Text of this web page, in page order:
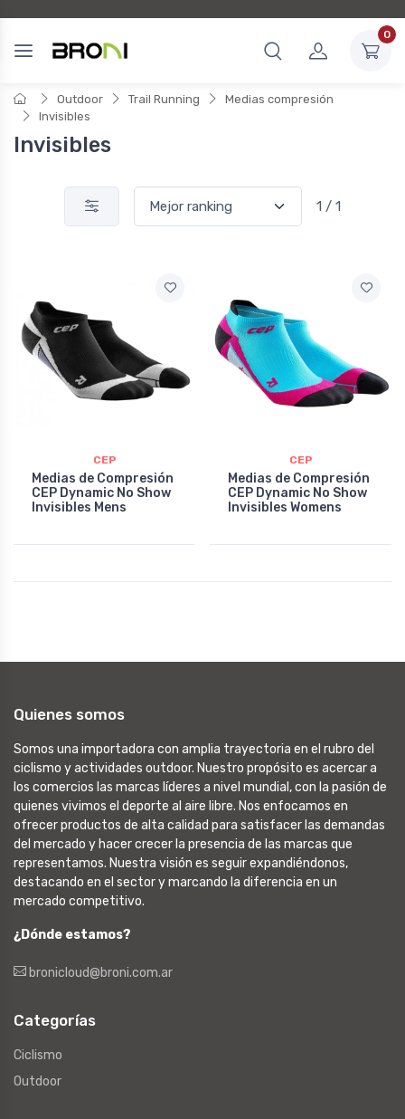
0
Outdoor Trail Running
Medias compresión
Invisibles
Invisibles
1 / 1
CEP
Medias de Compresión
CEP Dynamic No Show
Invisibles Mens
CEP
Medias de Compresión
CEP Dynamic No Show
Invisibles Womens
Quienes somos
Somos una importadora con amplia trayectoria en el rubro del
ciclismo y actividades outdoor. Nuestro propósito es acercar a
los comercios las marcas líderes a nivel mundial, con la pasión de
quienes vivimos el deporte al aire libre. Nos enfocamos en
ofrecer productos de alta calidad para satisfacer las demandas
del mercado y hacer crecer la presencia de las marcas que
representamos. Nuestra visión es seguir expandiéndonos,
destacando en el sector y marcando la diferencia en un
mercado competitivo.
¿Dónde estamos?
bronicloud@broni.com.ar
Categorías
Ciclismo
Outdoor